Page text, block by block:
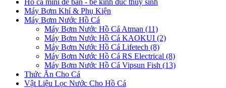
Hồ cá mini để bàn - bể kính đúc thủy sinh
Máy Bơm Khí & Phụ Kiện
Máy Bơm Nước Hồ Cá
Máy Bơm Nước Hồ Cá Atman (11)
Máy Bơm Nước Hồ Cá KAOKUI (2)
Máy Bơm Nước Hồ Cá Lifetech (8)
Máy Bơm Nước Hồ Cá RS Electrical (8)
Máy Bơm Nước Hồ Cá Vipsun Fish (13)
Thức Ăn Cho Cá
Vật Liệu Lọc Nước Cho Hồ Cá